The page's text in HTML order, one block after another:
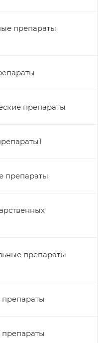
препараты
препараты
препараты
препараты
препараты
препараты